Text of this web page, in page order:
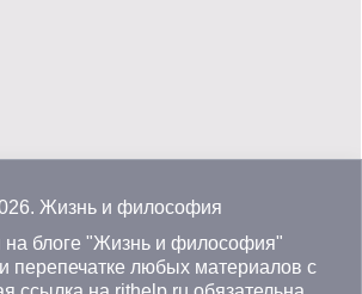
Жизнь и философия
на блоге "Жизнь и философия"
перепечатке любых материалов с